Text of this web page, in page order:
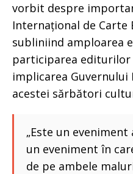
vorbit despre
Internațional de Carte
subliniind amploarea
participarea
implicarea Guvernului
acestei sărbători
„Este un
un eveniment în
de pe ambele